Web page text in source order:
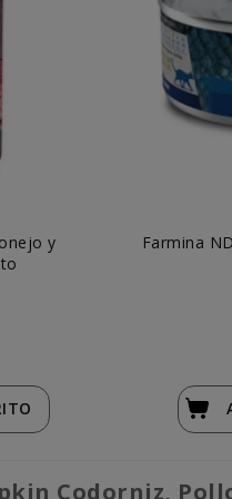
y
Farmina
Codorniz,